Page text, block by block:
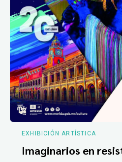
EXHIBICIÓN ARTÍSTICA
Imaginarios en